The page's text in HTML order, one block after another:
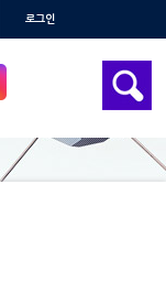
로그인